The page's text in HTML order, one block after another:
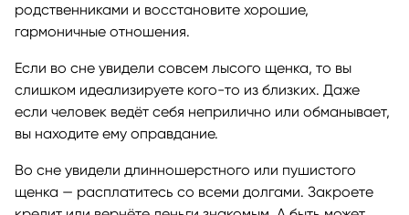
родственниками и восстановите хорошие,
гармоничные отношения.
Если во сне увидели совсем лысого щенка, то вы
слишком идеализируете кого-то из близких. Даже
если человек ведёт себя неприлично или обманывает,
вы находите ему оправдание.
Во сне увидели длинношерстного или пушистого
щенка — расплатитесь со всеми долгами. Закроете